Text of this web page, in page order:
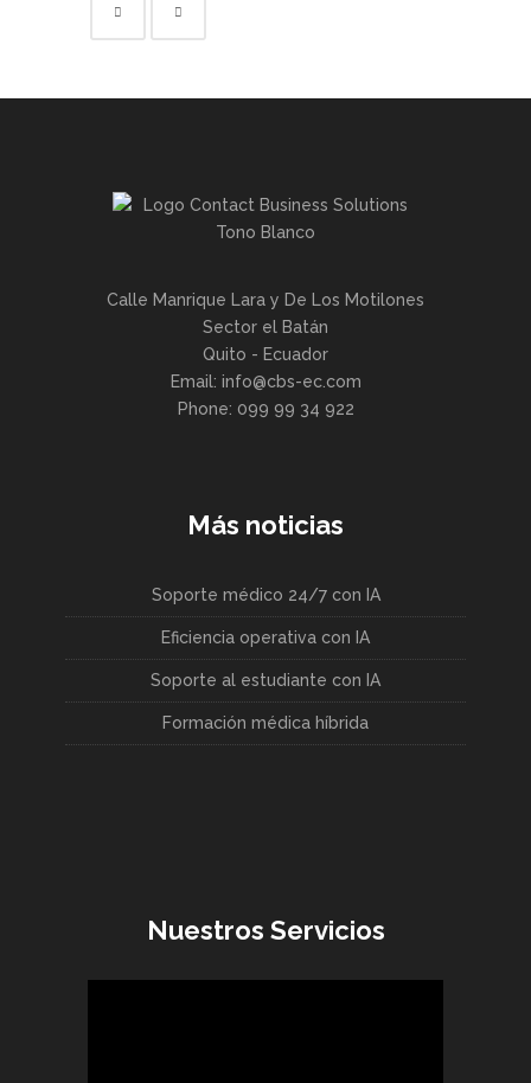
Calle Manrique Lara y De Los Motilones
Sector el Batán
Quito - Ecuador
Email: info@cbs-ec.com
Phone: 099 99 34 922
Más noticias
Soporte médico 24/7 con IA
Eficiencia operativa con IA
Soporte al estudiante con IA
Formación médica híbrida
Nuestros Servicios